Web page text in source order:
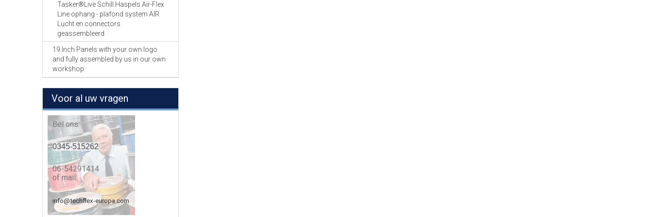
Tasker®Live Schill Haspels Air-Flex
Line ophang - plafond system AIR
Lucht en connectors
geassembleerd
19 Inch Panels with your own logo
and fully assembled by us in our own
workshop
Voor al uw vragen
Bel ons:
0345-515262
06-54291414
of mail:
info@techflex-europa.com